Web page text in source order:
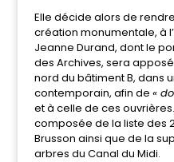
Elle décide alors de
création monumentale, à
Jeanne Durand, dont le
des Archives, sera
nord du bâtiment B, dans
contemporain, afin de «
et à celle de ces
composée de la liste des
Brusson ainsi que de la
arbres du Canal du Midi.